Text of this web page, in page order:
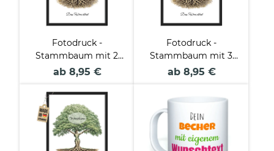
Fotodruck -
Stammbaum mit 2
Namen & Text
ab 8,95 €
Fotodruck -
Stammbaum mit 3
Namen & Text
ab 8,95 €